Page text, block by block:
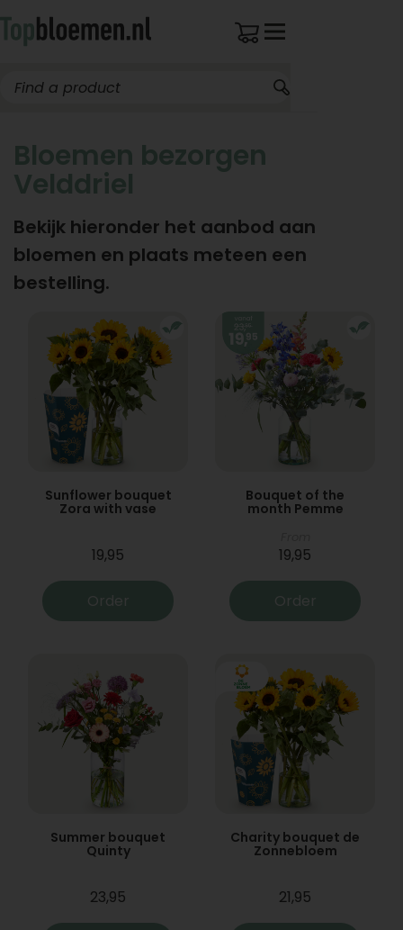
Bloemen bezorgen
Velddriel
Bekijk hieronder het aanbod aan
bloemen en plaats meteen een
bestelling.
Sunflower bouquet
Zora with vase
19,95
Order
Bouquet of the
month Pemme
19,95
Order
Summer bouquet
Quinty
23,95
Charity bouquet de
Zonnebloem
21,95